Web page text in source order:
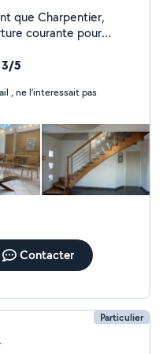
que Charpentier,
courante pour
effectuée sur
Charpentiers, j'aime
bonne humeur !
3/5
, ne l'interessait pas
Contacter
Particulier